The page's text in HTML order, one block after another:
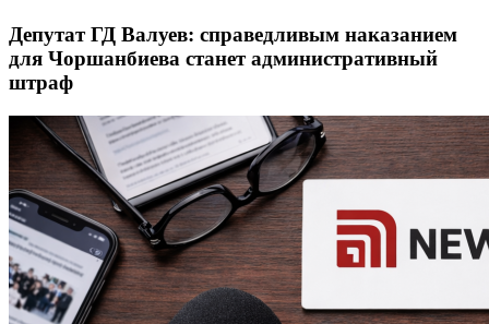
Депутат ГД Валуев: справедливым наказанием
для Чоршанбиева станет административный
штраф